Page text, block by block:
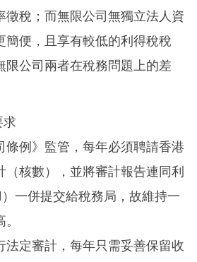
徵稅；而無限公司無獨立法人資
簡便，且享有較低的利得稅稅
限公司兩者在稅務問題上的差
求
條例》監管，每年必須聘請香港
核數），並將審計報告連同利
一併提交給稅務局，故維持一
法定審計，每年只需妥善保留收